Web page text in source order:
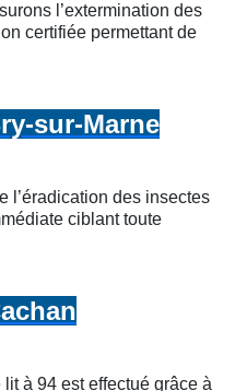
l’extermination des
certifiée permettant de
sur-Marne
l’éradication des insectes
ciblant toute
à 94 est effectué grâce à